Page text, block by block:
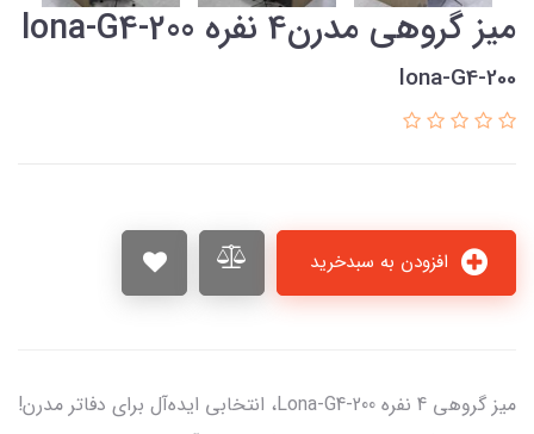
میز گروهی مدرن4 نفره lona-G4-200
lona-G4-200
میز گروهی 4 نفره Lona-G4-200، انتخابی ایده‌آل برای دفاتر مدرن!